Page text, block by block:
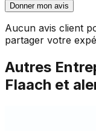
Donner mon avis
Aucun avis client
partager votre
Autres
Flaach et